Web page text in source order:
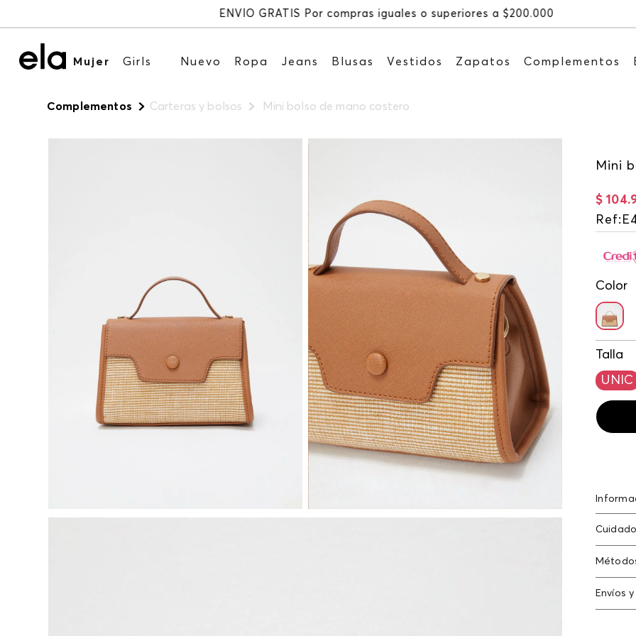
Recibe: 15%OFF
Mujer Girls Nuevo Ropa Jeans Blusas Vestidos Zapatos Complementos
Complementos Carteras y bolsos Mini bolso de mano costero
Mini
$ 104.
Ref:
Color
Talla
UNIC
Mini
Solo
Envíos